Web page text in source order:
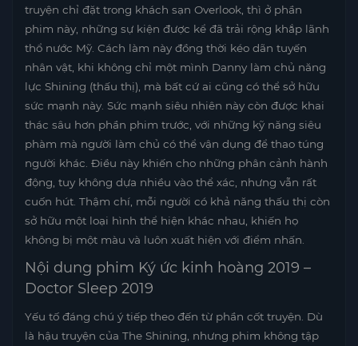
truyện chỉ đặt trong khách sạn Overlook, thì ở phần
phim này, những sự kiện được kể đã trải rộng khắp lãnh
thổ nước Mỹ. Cách làm này đồng thời kéo dãn tuyến
nhân vật, khi không chỉ một mình Danny làm chủ năng
lực Shining (thấu thị), mà bất cứ ai cũng có thể sở hữu
sức mạnh này. Sức mạnh siêu nhiên này còn được khai
thác sâu hơn phần phim trước, với những kỹ năng siêu
phàm mà người làm chủ có thể vận dụng để thao túng
người khác. Điều này khiến cho những phân cảnh hành
động, tuy không dựa nhiều vào thể xác, nhưng vẫn rất
cuốn hút. Thậm chí, mỗi người có khả năng thấu thị còn
sở hữu một loại hình thể hiện khác nhau, khiến họ
không bị một màu và luôn xuất hiện với điểm nhấn.
Nội dung phim Ký ức kinh hoàng 2019 –
Doctor Sleep 2019
Yếu tố đáng chú ý tiếp theo đến từ phần cốt truyện. Dù
là hậu truyện của The Shining, nhưng phim không tập